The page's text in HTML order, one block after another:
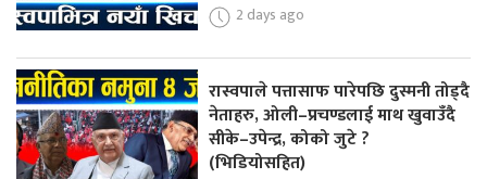
2 days ago
रास्वपाले पत्तासाफ पारेपछि दुस्मनी तोड्दै
नेताहरु, ओली–प्रचण्डलाई माथ खुवाउँदै
सीके–उपेन्द्र, कोको जुटे ?
(भिडियोसहित)